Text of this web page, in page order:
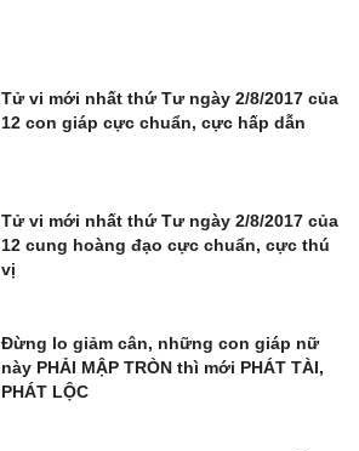
Tử vi mới nhất thứ Tư ngày 2/8/2017 của
12 con giáp cực chuẩn, cực hấp dẫn
Tử vi mới nhất thứ Tư ngày 2/8/2017 của
12 cung hoàng đạo cực chuẩn, cực thú
vị
Đừng lo giảm cân, những con giáp nữ
này PHẢI MẬP TRÒN thì mới PHÁT TÀI,
PHÁT LỘC